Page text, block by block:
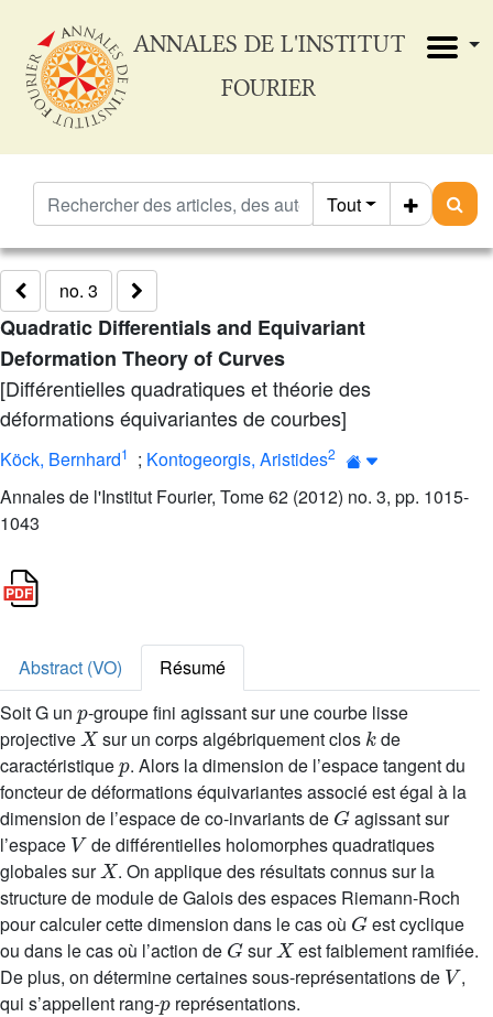
ANNALES DE L'INSTITUT
FOURIER
Tout
no. 3
Quadratic Differentials and Equivariant
Deformation Theory of Curves
[Différentielles quadratiques et théorie des
déformations équivariantes de courbes]
Köck, Bernhard1 ; Kontogeorgis, Aristides2
Annales de l'Institut Fourier, Tome 62 (2012) no. 3, pp. 1015-
1043
Abstract (VO)
Résumé
Soit G un
p
-groupe fini agissant sur une courbe lisse
projective
X
sur un corps algébriquement clos
k
de
caractéristique
p
. Alors la dimension de l’espace tangent du
foncteur de déformations équivariantes associé est égal à la
dimension de l’espace de co-invariants de
G
agissant sur
l’espace
V
de différentielles holomorphes quadratiques
globales sur
X
. On applique des résultats connus sur la
structure de module de Galois des espaces Riemann-Roch
pour calculer cette dimension dans le cas où
G
est cyclique
ou dans le cas où l’action de
G
sur
X
est faiblement ramifiée.
De plus, on détermine certaines sous-représentations de
V
,
qui s’appellent rang-
p
représentations.